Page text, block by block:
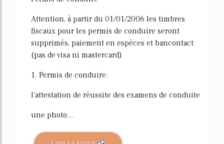
Attention, à partir du 01/01/2006 les timbres
fiscaux pour les permis de conduire seront
supprimés, paiement en espèces et bancontact
(pas de visa ni mastercard)
1. Permis de conduire:
l'attestation de réussite des examens de conduite
une photo...